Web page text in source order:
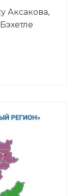
Аксакова,